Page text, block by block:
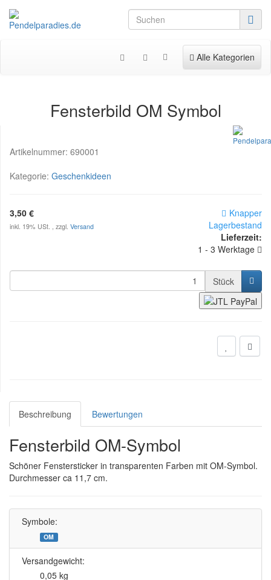
Toggle navigation
Alle Kategorien
Fensterbild OM Symbol
Artikelnummer: 690001
Kategorie: Geschenkideen
3,50 €
inkl. 19% USt. , zzgl. Versand
Knapper
Lagerbestand
Lieferzeit:
1 - 3 Werktage
Stück
Beschreibung Bewertungen
Fensterbild OM-Symbol
Schöner Fenstersticker in transparenten Farben mit OM-Symbol.
Durchmesser ca 11,7 cm.
Symbole:
OM
Versandgewicht:
0,05 kg